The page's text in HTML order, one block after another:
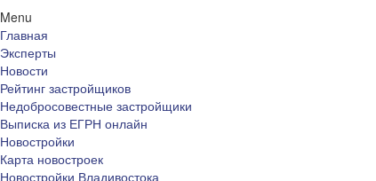
Menu
Главная
Эксперты
Новости
Рейтинг застройщиков
Недобросовестные застройщики
Выписка из ЕГРН онлайн
Новостройки
Карта новостроек
Новостройки Владивостока